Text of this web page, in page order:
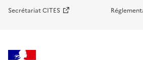
Secrétariat CITES